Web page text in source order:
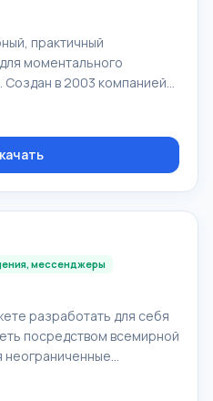
практичный
моментального
в 2003 компанией
одновременно
млн пользователей.
программы Mail.Ru Агент
Gtalk. Mail.Ru Агент по
мессенджеры
разработать для себя
посредством всемирной
неограниченные
что играть вы